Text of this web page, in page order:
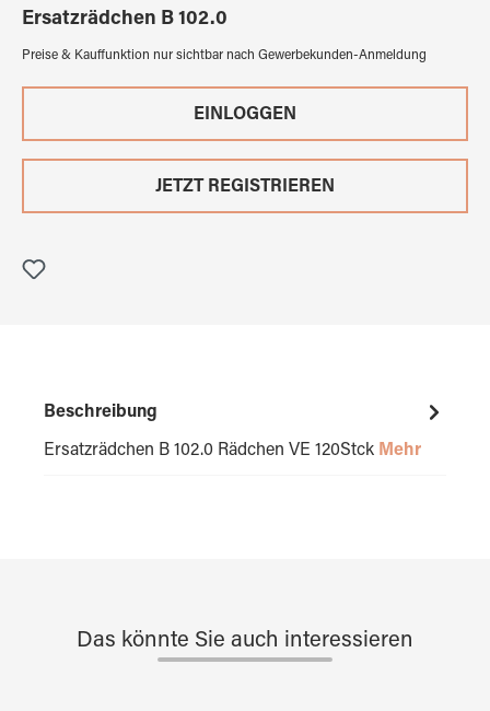
Ersatzrädchen B 102.0
Preise & Kauffunktion nur sichtbar nach Gewerbekunden-Anmeldung
EINLOGGEN
JETZT REGISTRIEREN
Beschreibung
Ersatzrädchen B 102.0 Rädchen VE 120Stck Mehr
Das könnte Sie auch interessieren